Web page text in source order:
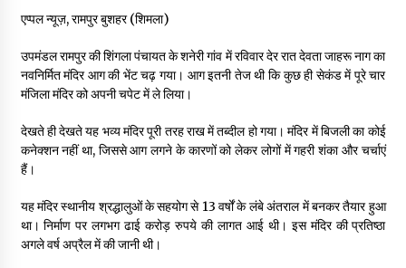
चौपाल विधायक पर BDC सदस्य राजेश रढाइक का तीखा हमला, मांगा
इस्तीफा
08/08/2026
हमीरपुर के बड़सर में मनाया जाएगा राज्यस्तरीय स्वतंत्रता दिवस समारोह, CM
07/08/2026
एप्पल न्यूज़, रामपुर बुशहर (शिमला)
उपमंडल रामपुर की शिंगला पंचायत के शनेरी गांव में रविवार देर रात देवता जाहरू नाग का
नवनिर्मित मंदिर आग की भेंट चढ़ गया। आग इतनी तेज थी कि कुछ ही सेकंड में पूरे चार
मंजिला मंदिर को अपनी चपेट में ले लिया।
देखते ही देखते यह भव्य मंदिर पूरी तरह राख में तब्दील हो गया। मंदिर में बिजली का कोई
कनेक्शन नहीं था, जिससे आग लगने के कारणों को लेकर लोगों में गहरी शंका और चर्चाएं
हैं।
यह मंदिर स्थानीय श्रद्धालुओं के सहयोग से 13 वर्षों के लंबे अंतराल में बनकर तैयार हुआ
था। निर्माण पर लगभग ढाई करोड़ रुपये की लागत आई थी। इस मंदिर की प्रतिष्ठा
अगले वर्ष अप्रैल में की जानी थी।